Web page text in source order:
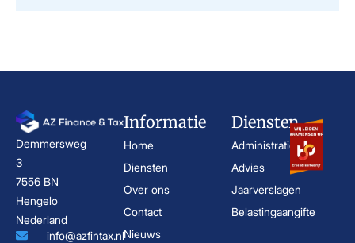
Demmersweg
3
7556 BN
Hengelo
Nederland
info@azfintax.nl
Informatie
Home
Diensten
Over ons
Contact
Nieuws
Diensten
Administratie
Advies
Jaarverslagen
Belastingaangifte